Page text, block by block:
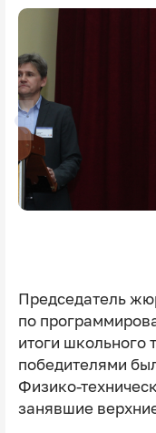
Председатель
по
итоги школьного
победителями
Физико-
занявшие